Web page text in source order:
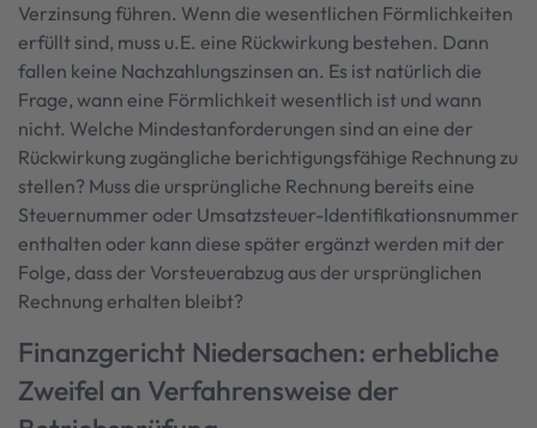
Verzinsung führen. Wenn die wesentlichen Förmlichkeiten
erfüllt sind, muss u.E. eine Rückwirkung bestehen. Dann
fallen keine Nachzahlungszinsen an. Es ist natürlich die
Frage, wann eine Förmlichkeit wesentlich ist und wann
nicht. Welche Mindestanforderungen sind an eine der
Rückwirkung zugängliche berichtigungsfähige Rechnung zu
stellen? Muss die ursprüngliche Rechnung bereits eine
Steuernummer oder Umsatzsteuer-Identifikationsnummer
enthalten oder kann diese später ergänzt werden mit der
Folge, dass der Vorsteuerabzug aus der ursprünglichen
Rechnung erhalten bleibt?
Finanzgericht Niedersachen: erhebliche
Zweifel an Verfahrensweise der